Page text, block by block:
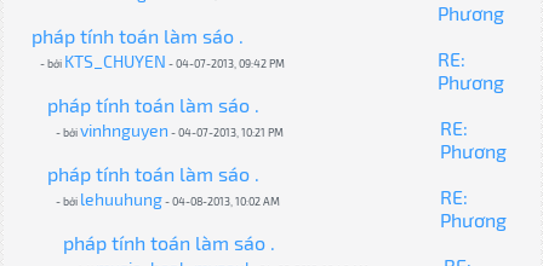
Phương
pháp tính toán làm sáo .
- bởi KTS_CHUYEN - 04-07-2013, 09:42 PM
RE:
Phương
pháp tính toán làm sáo .
- bởivinhnguyen - 04-07-2013, 10:21 PM
RE:
Phương
pháp tính toán làm sáo .
- bởi lehuuhung- 04-08-2013, 10:02 AM
RE:
Phương
pháp tính toán làm sáo .